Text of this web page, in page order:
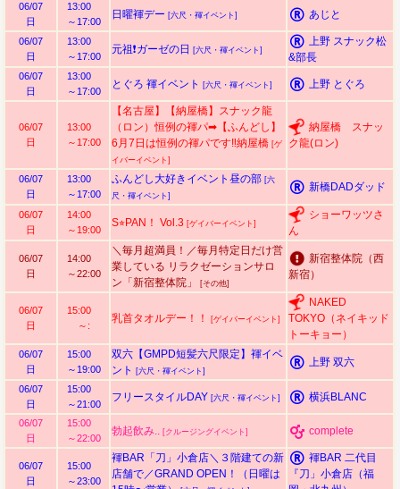
06/07
日
13:00
～17:00
日曜褌デー [六尺・褌イベント] あじと
06/07
日
13:00
～17:00
元祖❗ガーゼの日 [六尺・褌イベント]
上野 スナック松
&部長
06/07
日
13:00
～17:00
とぐろ 褌イベント [六尺・褌イベント] 上野 とぐろ
06/07
日
13:00
～17:00
【名古屋】【納屋橋】スナック龍
（ロン）恒例の褌パ➡【ふんどし】
6月7日は恒例の褌パです‼️納屋橋 [ゲ
イバーイベント]
納屋橋 スナッ
ク龍(ロン)
06/07
日
13:00
～17:00
ふんどし大好きイベント昼の部 [六
尺・褌イベント]
新橋DADダッド
06/07
日
14:00
～19:00
S⭐︎PAN！ Vol.3 [ゲイバーイベント]
ショーワッツさ
ん
06/07
日
14:00
～22:00
＼毎月超満員！／毎月特定日だけ営
業している リラクゼーションサロ
ン「新宿整体院」
[その他]
新宿整体院（西
新宿）
06/07
日
15:00
～:
乳首タオルデー！！ [ゲイバーイベント]
NAKED
TOKYO（ネイキッド
トーキョー）
06/07
日
15:00
～19:00
双六【GMPD短髪六尺限定】褌イベ
ント
[六尺・褌イベント]
上野 双六
06/07
日
15:00
～21:00
フリースタイルDAY [六尺・褌イベント] 横浜BLANC
06/07
日
15:00
～22:00
勃起飲み.. [クルージングイベント] complete
06/07
日
15:00
～23:00
褌BAR「刀」小倉店＼３階建ての新
店舗で／GRAND OPEN！（日曜は
褌BAR 二代目
『刀」小倉店（福